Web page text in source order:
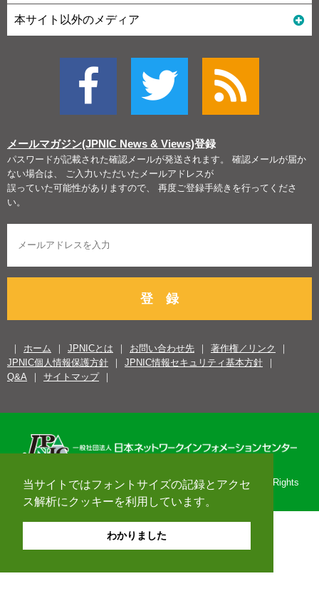
当サイトではフォントサイズの記録とアクセ
ス解析にクッキーを利用しています。
わかりました
本サイト以外のメディア
メールマガジン(JPNIC News & Views)登録
パスワードが記載された確認メールが発送されます。 確認メールが届か
ない場合は、 ご入力いただいたメールアドレスが
誤っていた可能性がありますので、 再度ご登録手続きを行ってくださ
い。
登 録
ホーム JPNICとは お問い合わせ先
著作権／リンク
JPNIC個人情報保護方針
JPNIC情報セキュリティ基本方針
Q&A
サイトマップ
Copyright© 1996-2026 Japan Network Information Center. All Rights
Reserved.